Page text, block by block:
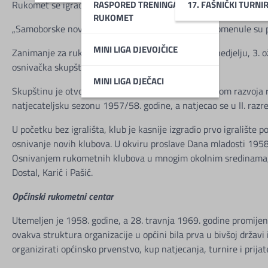
RASPORED TRENINGA MINI
RUKOMET
MINI LIGA DJEVOJČICE
MINI LIGA DJEČACI
17. FAŠNIČKI
Rukomet se igrao u Bregani od 1952. godine u Društvu za
„Samoborske novine“ od 15. rujna 1956. godine spomenule
Zanimanje za rukomet je nezadrživo raslo, pa je u nedjelju,
osnivačka skupština Rukometnog kluba „Samobor“.
Skupštinu je otvorio dr. Ivo Hrgetić kratkim pregledom
natjecateljsku sezonu 1957/58. godine, a natjecao se u II.
U početku bez igrališta, klub je kasnije izgradio prvo igralište
osnivanje novih klubova. U okviru proslave Dana mladosti
Osnivanjem rukometnih klubova u mnogim okolnim
Dostal, Karić i Pašić.
Općinski rukometni centar
Utemeljen je 1958. godine, a 28. travnja 1969. godine
ovakva struktura organizacije u općini bila prva u bivšoj
organizirati općinsko prvenstvo, kup natjecanja, turnire i